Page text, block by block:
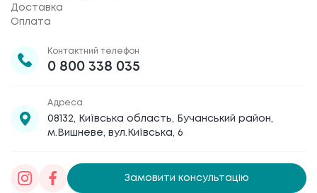
Доставка
Оплата
Контактний телефон
0 800 338 035
Адреса
08132, Київська область, Бучанський район,
м.Вишневе, вул.Київська, 6
Замовити консультацію